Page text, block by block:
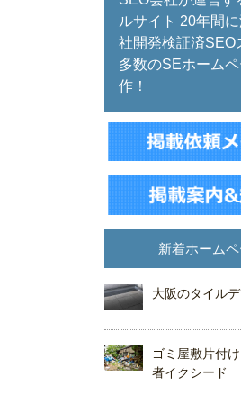
ルサイト 20年間
社開発検証済SEO
多数のSEホームペ
作！
新着ホーム
大阪のタイル
ゴミ屋敷片付
者イクシード